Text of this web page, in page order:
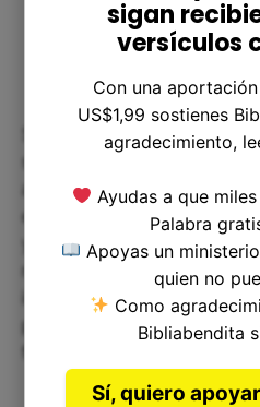
Si bien la historia de
aplicar a nuestras propias
enfrentamos desafíos que
y tenemos que tomar
navegar a través de ellos.
importante ser
panorama general.
sigan
versículos
Con una
US$1,99 sostienes
agradecimiento,
Ayudas a que
Palabra
Apoyas un
quien no
Como
Bibliabendita
Sí, quiero